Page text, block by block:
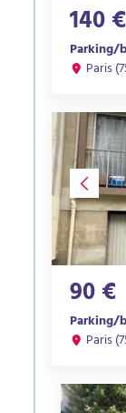
140 €
Parking/
Paris
90 €
Parking/
Paris